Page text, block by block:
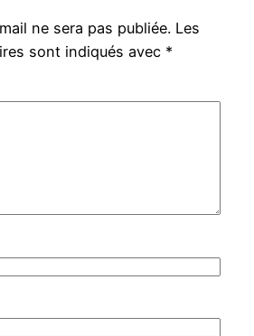
ne sera pas publiée. Les
sont indiqués avec *